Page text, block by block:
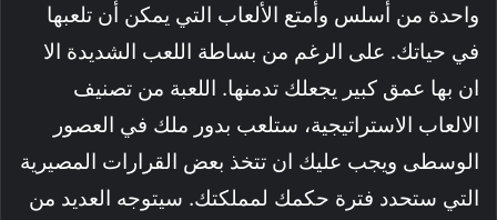
واحدة من أسلس وأمتع الألعاب التي يمكن أن تلعبها
في حياتك. على الرغم من بساطة اللعب الشديدة الا
ان بها عمق كبير يجعلك تدمنها. اللعبة من تصنيف
الالعاب الاستراتيجية، ستلعب بدور ملك في العصور
الوسطى ويجب عليك ان تتخذ بعض القرارات المصيرية
التي ستحدد فترة حكمك لمملكتك. سيتوجه العديد من